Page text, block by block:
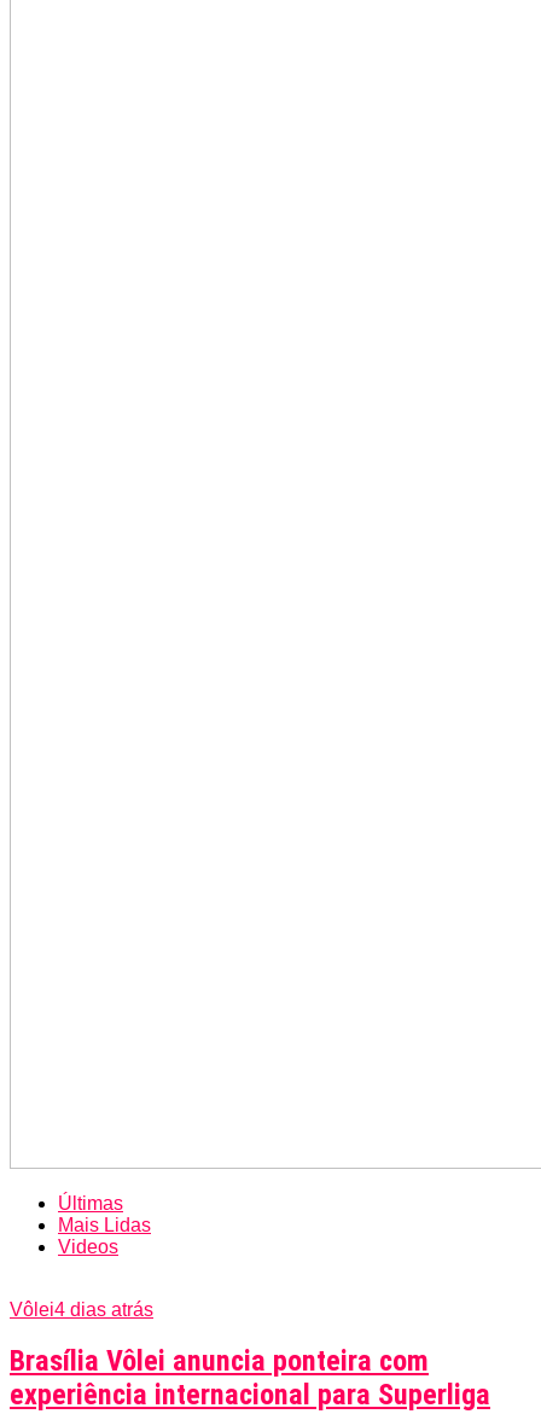
Últimas
Mais Lidas
Videos
Vôlei4 dias atrás
Brasília Vôlei anuncia ponteira com
experiência internacional para Superliga